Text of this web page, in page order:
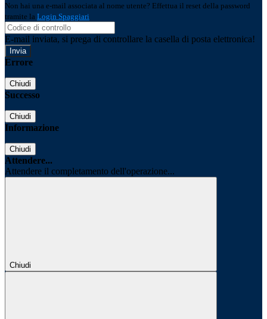
Non hai una e-mail associata al nome utente? Effettua il reset della password
tramite la Login Spaggiari
E-mail inviata, si prega di controllare la casella di posta elettronica!
Errore
Chiudi
Successo
Chiudi
Informazione
Chiudi
Attendere...
Attendere il completamento dell'operazione...
Chiudi